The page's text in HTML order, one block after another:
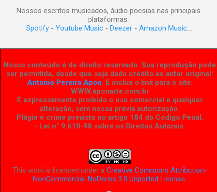
Nossos escritos musicados, áudio poesias nas principais
plataformas:
Spotify- Youtube Music- Deezer- Amazon Music...
Nosso conteúdo é de direito reservado. Sua reprodução pode
ser permitida, desde que seja dado crédito ao autor original:
Antonio Pereira Apon. E inclua o link para o site:
WWW.aponarte.com.br
É expressamente proibido o uso comercial e qualquer
alteração, sem nossa prévia autorização.
Plágio é crime previsto no artigo 184 do Código Penal.
- Lei n° 9.610-98 sobre os Direitos Autorais.
This work is licensed under aCreative Commons Attribution-
NonCommercial-NoDerivs 3.0 Unported License.